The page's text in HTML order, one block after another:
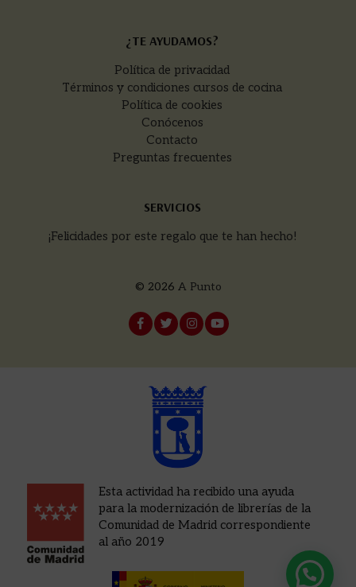
¿TE AYUDAMOS?
Política de privacidad
Términos y condiciones cursos de cocina
Política de cookies
Conócenos
Contacto
Preguntas frecuentes
SERVICIOS
¡Felicidades por este regalo que te han hecho!
© 2026 A Punto
Esta actividad ha recibido una ayuda
para la modernización de librerías de la
Comunidad de Madrid correspondiente
al año 2019